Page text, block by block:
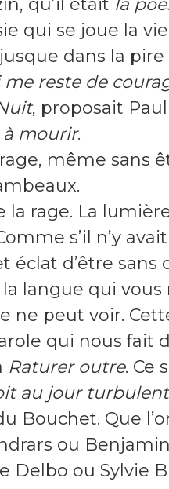
qui se joue la
dans la pire
me reste de
, proposait
mourir.
même sans
la rage. La
s’il n’y
éclat d’être sans
langue qui vous
ne peut voir.
qui nous fait
Raturer outre. Ce
au jour turbulent
Bouchet. Que
ou
Delbo ou Sylvie